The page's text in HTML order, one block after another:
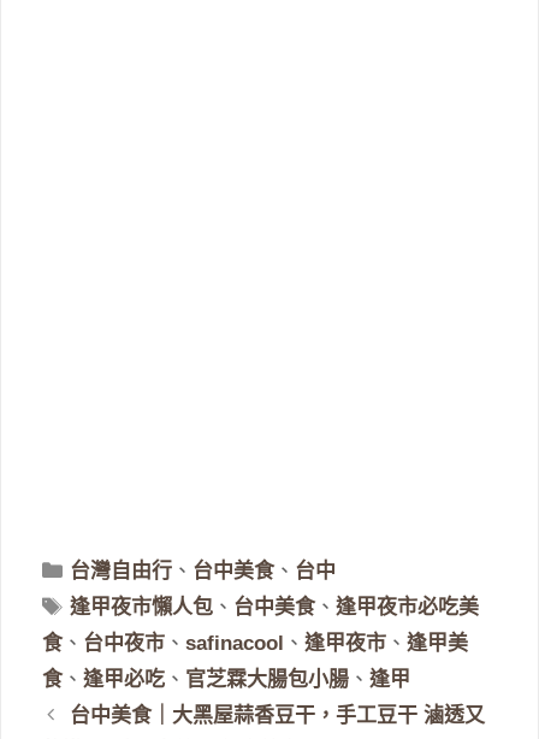
分
類
台灣自由行 、 台中美食、 台中
標
籤
逢甲夜市懶人包 、 台中美食、逢甲夜市必吃美
食、 台中夜市 、 safinacool 、 逢甲夜市 、 逢甲美
食、 逢甲必吃 、 官芝霖大腸包小腸 、 逢甲
台中美食｜大黑屋蒜香豆干，手工豆干 滷透又